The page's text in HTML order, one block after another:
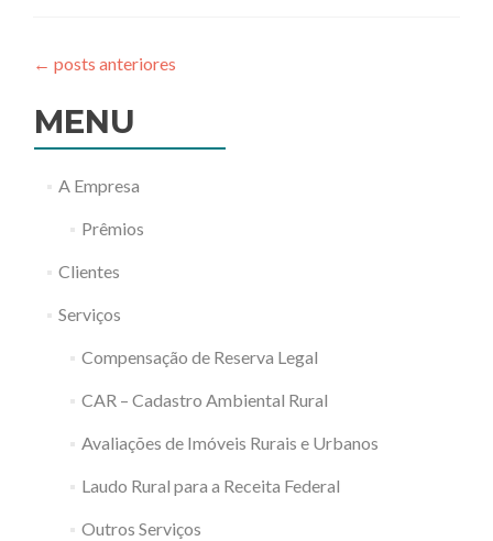
← posts anteriores
MENU
A Empresa
Prêmios
Clientes
Serviços
Compensação de Reserva Legal
CAR – Cadastro Ambiental Rural
Avaliações de Imóveis Rurais e Urbanos
Laudo Rural para a Receita Federal
Outros Serviços